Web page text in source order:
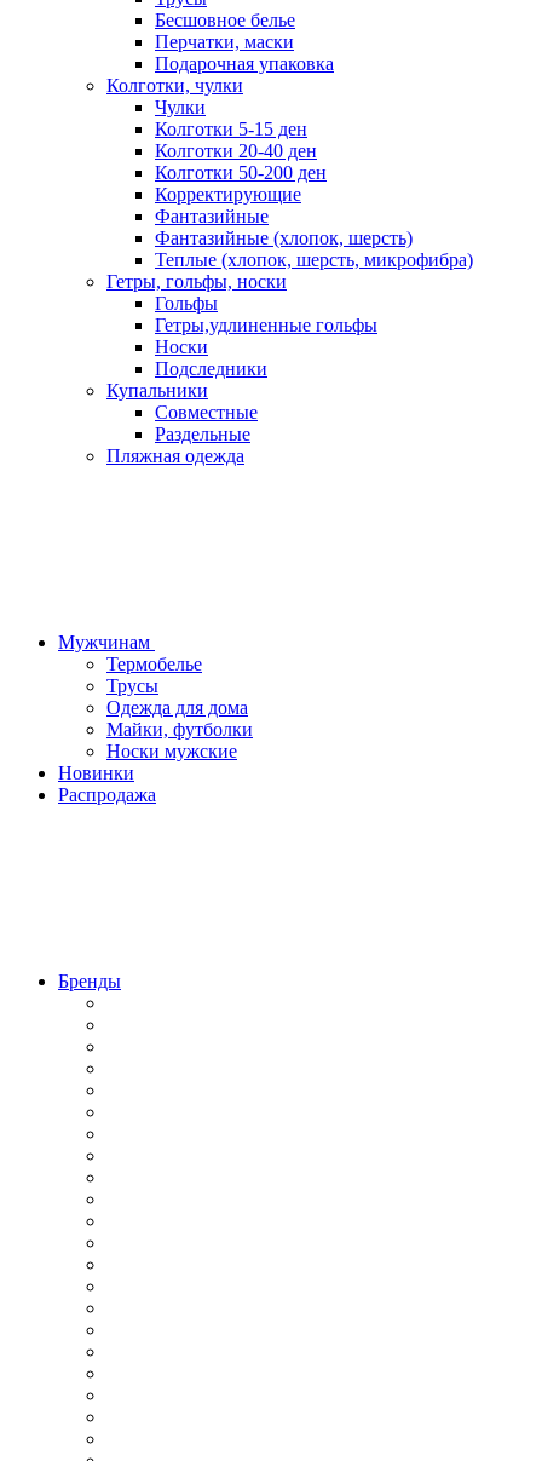
Бесшовное белье
Перчатки, маски
Подарочная упаковка
Колготки, чулки
Чулки
Колготки 5-15 ден
Колготки 20-40 ден
Колготки 50-200 ден
Корректирующие
Фантазийные
Фантазийные (хлопок, шерсть)
Теплые (хлопок, шерсть, микрофибра)
Гетры, гольфы, носки
Гольфы
Гетры,удлиненные гольфы
Носки
Подследники
Купальники
Совместные
Раздельные
Пляжная одежда
Мужчинам
Термобелье
Трусы
Одежда для дома
Майки, футболки
Носки мужские
Новинки
Распродажа
Бренды